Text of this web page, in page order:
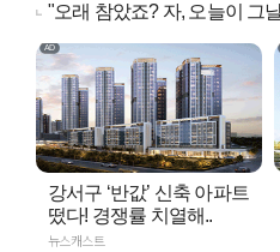
"오래 참았죠? 자, 오늘이 그
강서구 ‘반값’ 신축 아파트
떴다! 경쟁률 치열해..
뉴스캐스트